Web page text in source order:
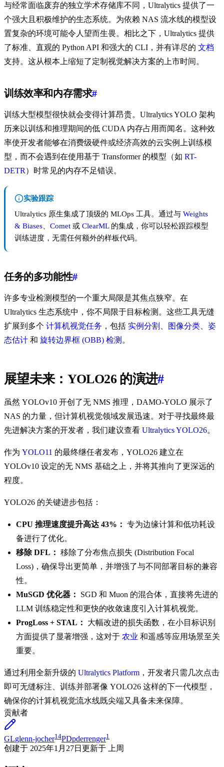
与经常面临废弃的独立学术存储库不同，Ultralytics 提供了一
个强大且积极维护的生态系统。为依赖 NAS 流水线的模型设
置复杂的环境可能令人望而生畏。相比之下，Ultralytics 提供
了标准、直观的 Python API 和强大的 CLI，并有详尽的 文档
支持。这从根本上缩短了定制视觉解决方案的上市时间。
训练效率和内存需求#
训练大型模型很快就会变得计算昂贵。Ultralytics YOLO 架构
历来以训练和推理期间的低 CUDA 内存占用而闻名。这种效
率使开发者能够在消费级硬件或经济高效的云实例上训练模
型，而不会遇到在使用基于 Transformer 的模型（如 RT-
DETR ）时常见的内存不足错误。
实验跟踪
Ultralytics 原生集成了顶级的 MLOps 工具。通过与 Weights
& Biases
Comet 或 ClearML的集成，你可以轻松跟踪模型
训练进度，无需任何额外的样板代码。
任务的多功能性#
许多专业检测模型的一个重大局限是其焦点狭窄。在
Ultralytics 生态系统中，你不局限于目标检测。这些工具无缝
扩展到多个 计算机视觉任务 ，包括 实例分割 图像分类
姿
态估计 和 旋转边界框 (OBB) 检测 。
展望未来：YOLO26 的演进#
虽然 YOLOv10 开创了无 NMS 推理，DAMO-YOLO 展示了
NAS 的力量，但计算机视觉领域发展迅速。对于寻找最终最
先进解决方案的开发者，我们建议查看 Ultralytics YOLO26。
作为 YOLO11 的最终继任者发布，YOLO26 建立在
YOLOv10 设定的无 NMS 基础之上，并将其推向了更深远的
程度。
YOLO26 的关键进步包括：
CPU 推理速度提升高达 43%： 专为边缘计算和低功耗设
备进行了优化。
移除 DFL： 移除了分布焦点损失 (Distribution Focal
Loss)，确保导出更简单，并增强了与不同部署目标的兼容
性。
MuSGD 优化器：
SGD 和 Muon 的混合体，直接将先进的
LLM 训练稳定性和更快的收敛速度引入计算机视觉。
ProgLoss + STAL：
大幅改进的损失函数，在小目标识别
方面提供了显著增强，这对于 农业 和遥感等应用场景至关
重要。
通过利用全新升级的 Ultralytics Platform ，开发者只需几次点击
即可无缝标注、训练并部署像 YOLO26 这样的下一代模型，
确保你的计算机视觉流水线既尖端又具备未来保障。
贡献者
GLglenn-jocher14PDpderrenger1
创建于 2025年1月27日 更新于 上周